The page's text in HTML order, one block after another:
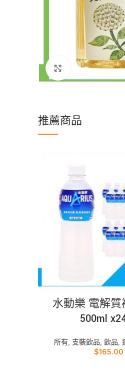
Click to enlarge
推薦商品
加
水動樂 電解質
500ml
所有, 支裝飲品 飲品
$165.00